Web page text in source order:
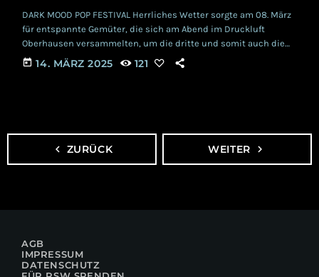
DARK MOOD POP FESTIVAL Herrliches Wetter sorgte am 08. März
für entspannte Gemüter, die sich am Abend im Druckluft
Oberhausen versammelten, um die dritte und somit auch die
letzte Auflage des DARK MOOD POP FESTIVAL zu genießen. Kurz
nach 20 Uhr begrüßte SEA OF SIN Frontmann Frank Zwicker die
today 14. MÄRZ 2025 121
navigate_before ZURÜCK WEITER navigate_next
AGB
IMPRESSUM
DATENSCHUTZ